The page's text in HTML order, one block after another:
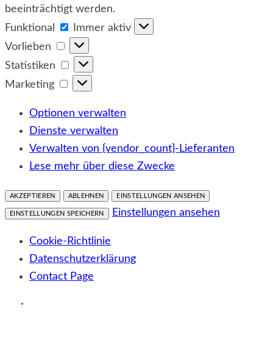
beeinträchtigt werden.
Funktional
Funktional
Immer aktiv
Vorlieben
Vorlieben
Statistiken
Statistiken
Marketing
Marketing
Optionen verwalten
Dienste verwalten
Verwalten von {vendor_count}-Lieferanten
Lese mehr über diese Zwecke
AKZEPTIEREN ABLEHNEN EINSTELLUNGEN ANSEHEN
EINSTELLUNGEN SPEICHERN Einstellungen ansehen
Cookie-Richtlinie
Datenschutzerklärung
Contact Page